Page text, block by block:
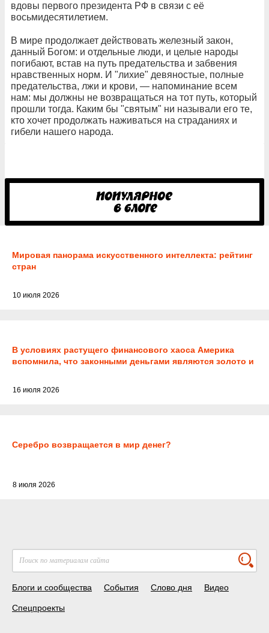
вдовы первого президента РФ в связи с её
восьмидесятилетием.
В мире продолжает действовать железный закон,
данный Богом: и отдельные люди, и целые народы
погибают, встав на путь предательства и забвения
нравственных норм. И "лихие" девяностые, полные
предательства, лжи и крови, — напоминание всем
нам: мы должны не возвращаться на тот путь, который
прошли тогда. Каким бы "святым" ни называли его те,
кто хочет продолжать наживаться на страданиях и
гибели нашего народа.
Мировая панорама искусственного интеллекта: рейтинг
стран
10 июля 2026
В условиях растущего финансового хаоса Америка
вспомнила, что законными деньгами являются золото и
16 июля 2026
Серебро возвращается в мир денег?
8 июля 2026
Блоги и сообщества События Слово дня Видео
Спецпроекты